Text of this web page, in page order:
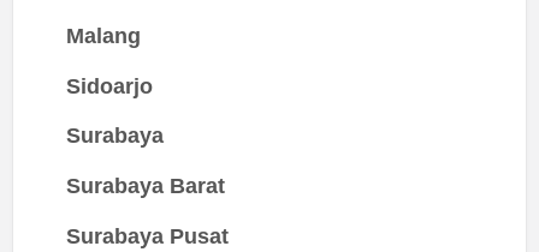
Malang
Sidoarjo
Surabaya
Surabaya Barat
Surabaya Pusat